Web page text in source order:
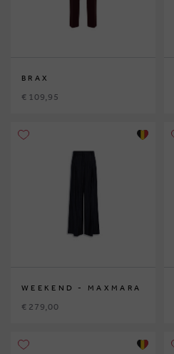
BRAX
€ 109,95
WEEKEND - MAXMARA
€ 279,00